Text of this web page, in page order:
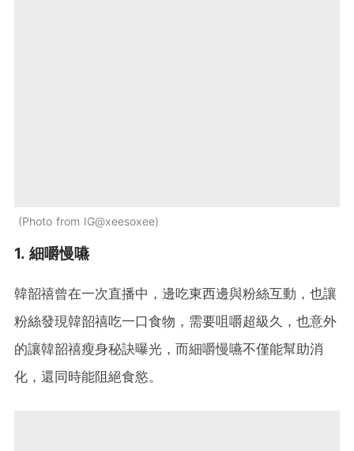
Photo from IG@xeesoxee
1. 細嚼慢嚥
韓韶禧曾在一次直播中，邊吃東西邊與粉絲互動，也讓
粉絲發現韓韶禧吃一口食物，需要咀嚼超級久，也意外
的讓韓韶禧瘦身秘訣曝光，而細嚼慢嚥不僅能幫助消
化，還同時能阻絕食慾。